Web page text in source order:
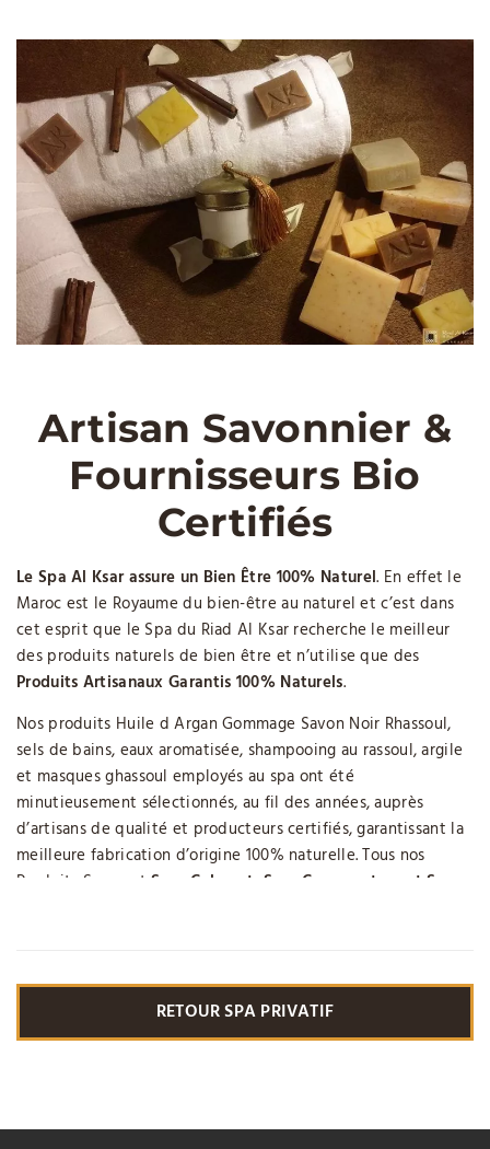
Aromatiques, sont très nombreuses au Maroc. La région de
Marrakech, avec un air peu pollué par les produits chimiques,
est propice a la production de denrées aromatiques et huiles
essentielles. Vous trouverez l’Huile Essentielle Menthe Verte
huile essentielleCèdre de l’Atlas, huile essentielleThym
huile essentiellePistache, toutes 100% naturelles.Mélangées
avec l’huile d’Argan, l’huile essentielle a un effet bénéfique
sur le corps. Il faut la distinguer de l’huile essentielle pour les
diffuseurs de parfum naturel, appelées huile à bruler, qui
embaume votre intérieur. Huile d Argan Gommage Savon
Noir Rhassoul sont des produits naturels ideaux.
Artisan Savonnier &
Fournisseurs Bio
Certifiés
Le Spa Al Ksar assure un Bien Être 100% Naturel. En effet le
Maroc est le Royaume du bien-être au naturel et c’est dans
cet esprit que le Spa du Riad Al Ksar recherche le meilleur
des produits naturels de bien être et n’utilise que des
Produits Artisanaux Garantis 100% Naturels.
Nos produits Huile d Argan Gommage Savon Noir Rhassoul,
sels de bains, eaux aromatisée, shampooing au rassoul, argile
et masques ghassoul employés au spa ont été
minutieusement sélectionnés, au fil des années, auprès
d’artisans de qualité et producteurs certifiés, garantissant la
meilleure fabrication d’origine 100% naturelle. Tous nos
Produits Spa sontSans Colorant, Sans Conservateur et Sans
exclusivement, de la région d’Essaouira. Les concentrations
en huile d’argan dépendent des produits, allant de 5% et
plus (“lotion d’argan”, “crème d’argan”, “lait”, “shampooing”,
RETOUR SPA PRIVATIF